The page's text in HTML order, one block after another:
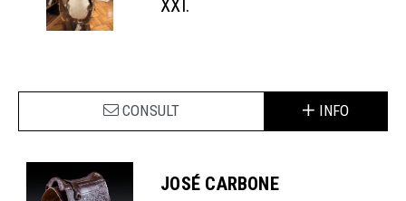
XXI.
CONSULT INFO
JOSÉ CARBONE